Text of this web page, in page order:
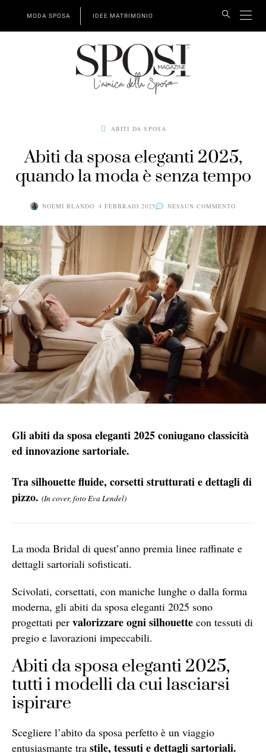
MODA SPOSA IDEE MATRIMONIO
ABITI DA SPOSA
Abiti da sposa eleganti 2025,
quando la moda è senza tempo
NOEMI BLANDO 4 FEBBRAIO 2025 NESSUN COMMENTO
Gli abiti da sposa eleganti 2025 coniugano classicità
ed innovazione sartoriale.
Tra silhouette fluide, corsetti strutturati e dettagli di
pizzo. (In cover, foto Eva Lendel)
La moda Bridal di quest’anno premia linee raffinate e
dettagli sartoriali sofisticati.
Scivolati, corsettati, con maniche lunghe o dalla forma
moderna, gli abiti da sposa eleganti 2025 sono
progettati per valorizzare ogni silhouette con tessuti di
pregio e lavorazioni impeccabili.
Abiti da sposa eleganti 2025,
tutti i modelli da cui lasciarsi
ispirare
Scegliere l’abito da sposa perfetto è un viaggio
entusiasmante tra stile, tessuti e dettagli sartoriali.